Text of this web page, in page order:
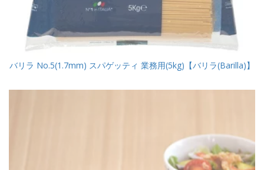
バリラ No.5(1.7mm) スパゲッティ 業務用(5kg)【バリラ(Barilla)】